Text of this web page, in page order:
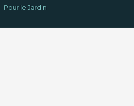
Pour le Jardin